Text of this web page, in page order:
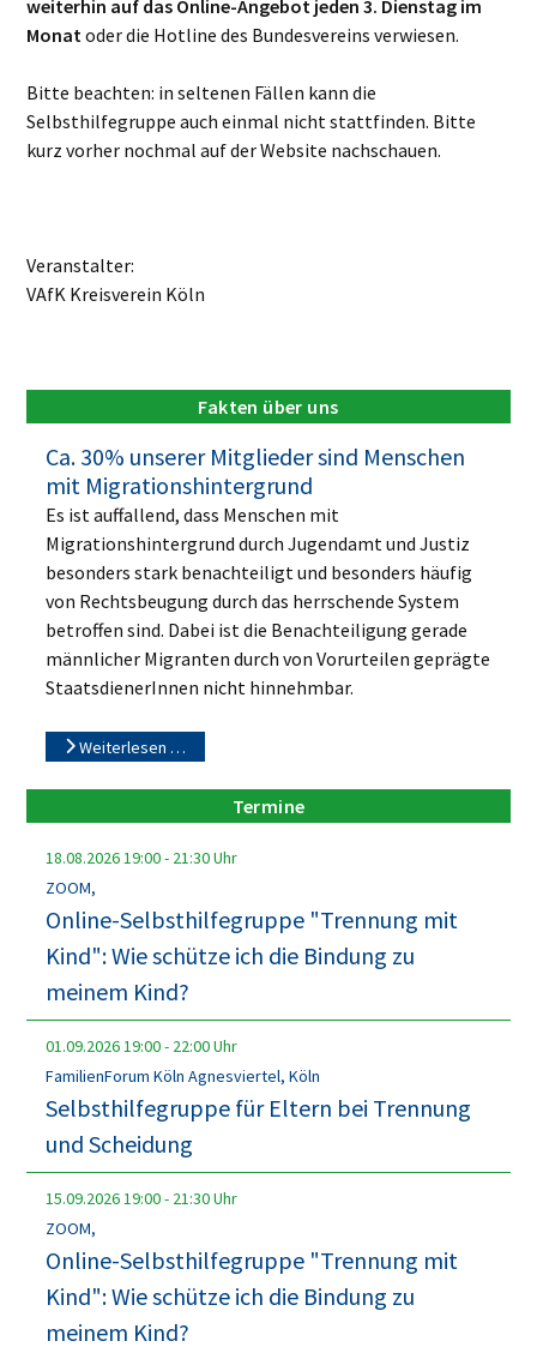
weiterhin auf das Online-Angebot jeden 3. Dienstag im
Monatoder die Hotline des Bundesvereins verwiesen.
Bitte beachten: in seltenen Fällen kann die
Selbsthilfegruppe auch einmal nicht stattfinden. Bitte
kurz vorher nochmal auf der Website nachschauen.
Veranstalter:
VAfK Kreisverein Köln
Fakten über uns
Ca. 30% unserer Mitglieder sind Menschen
mit Migrationshintergrund
Es ist auffallend, dass Menschen mit
Migrationshintergrund durch Jugendamt und Justiz
besonders stark benachteiligt und besonders häufig
von Rechtsbeugung durch das herrschende System
betroffen sind. Dabei ist die Benachteiligung gerade
männlicher Migranten durch von Vorurteilen geprägte
StaatsdienerInnen nicht hinnehmbar.
Weiterlesen …
Termine
18.08.202619:00- 21:30Uhr
ZOOM,
Online-Selbsthilfegruppe "Trennung mit
Kind": Wie schütze ich die Bindung zu
meinem Kind?
01.09.202619:00- 22:00Uhr
FamilienForum Köln Agnesviertel, Köln
Selbsthilfegruppe für Eltern bei Trennung
und Scheidung
15.09.202619:00- 21:30Uhr
ZOOM,
Online-Selbsthilfegruppe "Trennung mit
Kind": Wie schütze ich die Bindung zu
meinem Kind?